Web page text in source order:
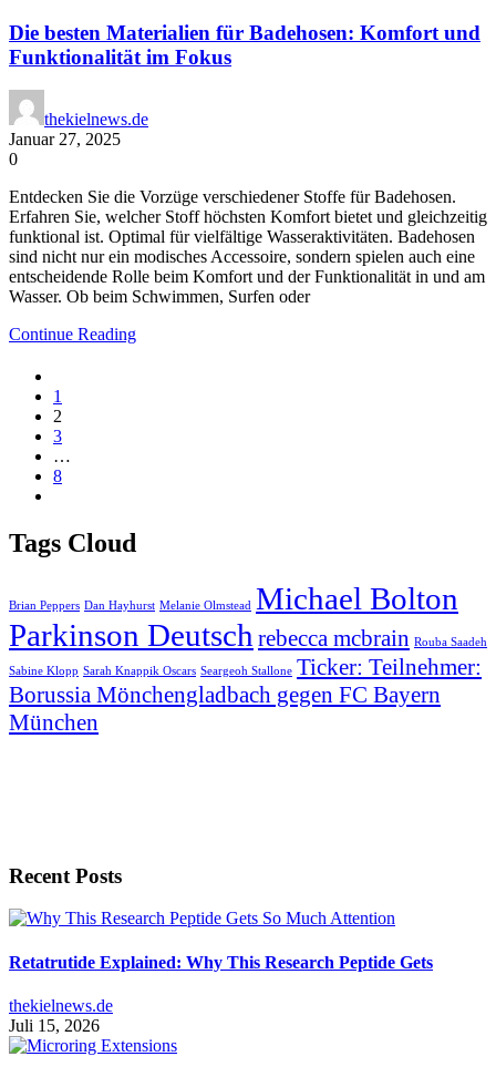
Die besten Materialien für Badehosen: Komfort und
Funktionalität im Fokus
thekielnews.de
Januar 27, 2025
0
Entdecken Sie die Vorzüge verschiedener Stoffe für Badehosen.
Erfahren Sie, welcher Stoff höchsten Komfort bietet und gleichzeitig
funktional ist. Optimal für vielfältige Wasseraktivitäten. Badehosen
sind nicht nur ein modisches Accessoire, sondern spielen auch eine
entscheidende Rolle beim Komfort und der Funktionalität in und am
Wasser. Ob beim Schwimmen, Surfen oder
Continue Reading
1
2
3
…
8
Tags Cloud
Brian Peppers Dan Hayhurst Melanie Olmstead Michael Bolton
Parkinson Deutsch rebecca mcbrain Rouba Saadeh
Sabine Klopp Sarah Knappik Oscars Seargeoh Stallone Ticker: Teilnehmer:
Borussia Mönchengladbach gegen FC Bayern
München
Recent Posts
Retatrutide Explained: Why This Research Peptide Gets
thekielnews.de
Juli 15, 2026